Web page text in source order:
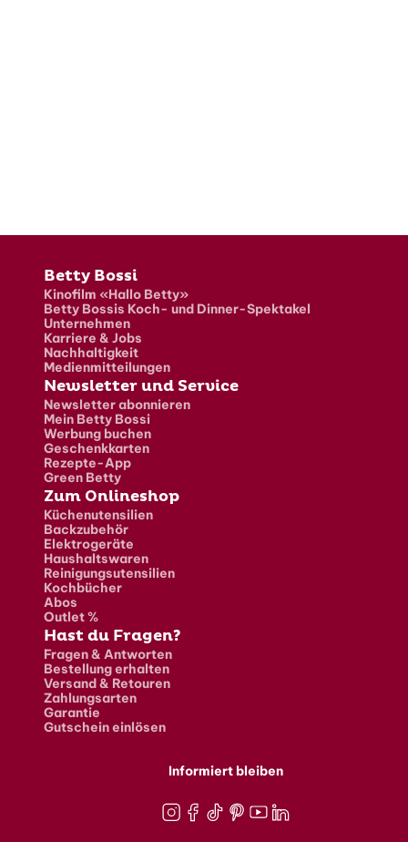
Fusszeile
Betty Bossi
Kinofilm «Hallo Betty»
Betty Bossis Koch- und Dinner-Spektakel
Unternehmen
Karriere & Jobs
Nachhaltigkeit
Medienmitteilungen
Newsletter und Service
Newsletter abonnieren
Mein Betty Bossi
Werbung buchen
Geschenkkarten
Rezepte-App
Green Betty
Zum Onlineshop
Küchenutensilien
Backzubehör
Elektrogeräte
Haushaltswaren
Reinigungsutensilien
Kochbücher
Abos
Outlet %
Hast du Fragen?
Fragen & Antworten
Bestellung erhalten
Versand & Retouren
Zahlungsarten
Garantie
Gutschein einlösen
Informiert bleiben